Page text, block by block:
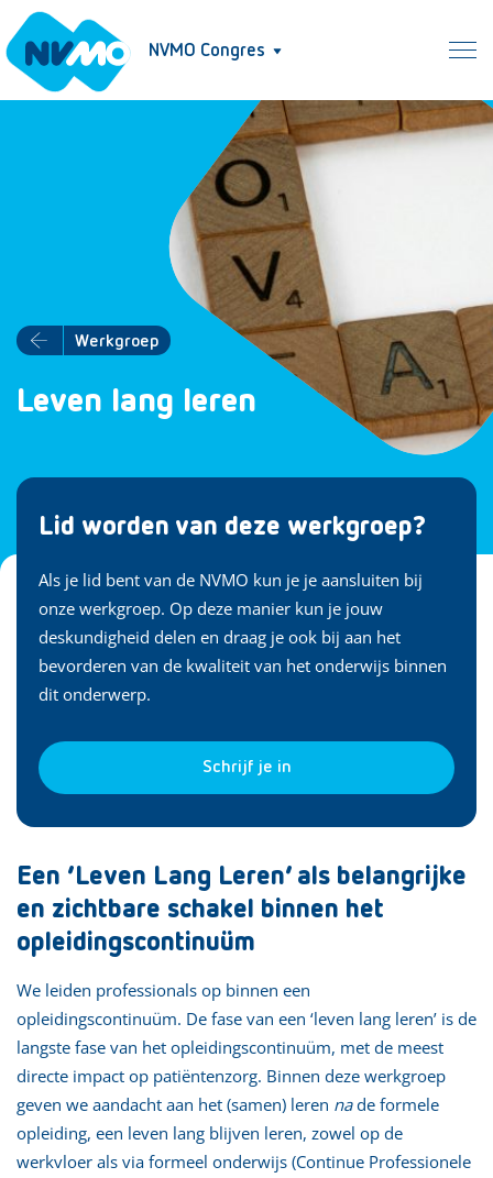
NVMO Congres
Werkgroep
Leven lang leren
Lid worden van deze werkgroep?
Als je lid bent van de NVMO kun je je aansluiten bij
onze werkgroep. Op deze manier kun je jouw
deskundigheid delen en draag je ook bij aan het
bevorderen van de kwaliteit van het onderwijs binnen
dit onderwerp.
Schrijf je in
Een ‘Leven Lang Leren’ als belangrijke
en zichtbare schakel binnen het
opleidingscontinuüm
We leiden professionals op binnen een
opleidingscontinuüm. De fase van een ‘leven lang leren’ is de
langste fase van het opleidingscontinuüm, met de meest
directe impact op patiëntenzorg. Binnen deze werkgroep
geven we aandacht aan het (samen) leren nade formele
opleiding, een leven lang blijven leren, zowel op de
werkvloer als via formeel onderwijs (Continue Professionele